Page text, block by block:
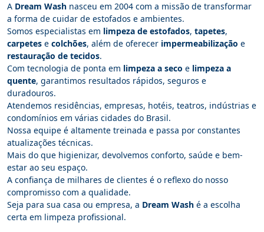
A Dream Wash nasceu em 2004 com a missão de transformar
a forma de cuidar de estofados e ambientes.
Somos especialistas em limpeza de estofados, tapetes,
carpetes e colchões, além de oferecer impermeabilização e
restauração de tecidos.
Com tecnologia de ponta em limpeza a seco e limpeza a
quente, garantimos resultados rápidos, seguros e
duradouros.
Atendemos residências, empresas, hotéis, teatros, indústrias e
condomínios em várias cidades do Brasil.
Nossa equipe é altamente treinada e passa por constantes
atualizações técnicas.
Mais do que higienizar, devolvemos conforto, saúde e bem-
estar ao seu espaço.
A confiança de milhares de clientes é o reflexo do nosso
compromisso com a qualidade.
Seja para sua casa ou empresa, a Dream Wash é a escolha
certa em limpeza profissional.